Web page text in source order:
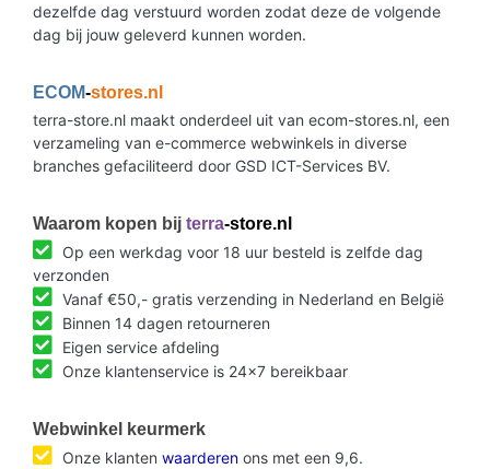
dezelfde dag verstuurd worden zodat deze de volgende
dag bij jouw geleverd kunnen worden.
ECOM-stores.nl
terra-store.nl maakt onderdeel uit van ecom-stores.nl, een
verzameling van e-commerce webwinkels in diverse
branches gefaciliteerd door GSD ICT-Services BV.
Waarom kopen bij terra-store.nl
Op een werkdag voor 18 uur besteld is zelfde dag
verzonden
Vanaf €50,- gratis verzending in Nederland en België
Binnen 14 dagen retourneren
Eigen service afdeling
Onze klantenservice is 24x7 bereikbaar
Webwinkel keurmerk
Onze klanten waarderen ons met een 9,6.